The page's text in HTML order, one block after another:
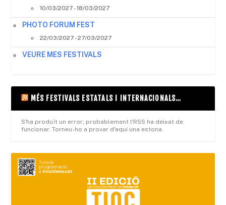
10/03/2027 - 18/03/2027
PHOTO FORUM FEST
22/03/2027 - 27/03/2027
VEURE MES FESTIVALS
MÉS FESTIVALS ESTATALS I INTERNACIONALS…
S'ha produït un error; probablement l'RSS ha deixat de
funcionar. Torneu-ho a provar d'aquí una estona.